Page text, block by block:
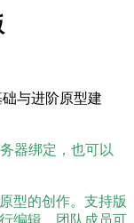
与进阶原型建
器绑定，也可以
型的创作。支持版